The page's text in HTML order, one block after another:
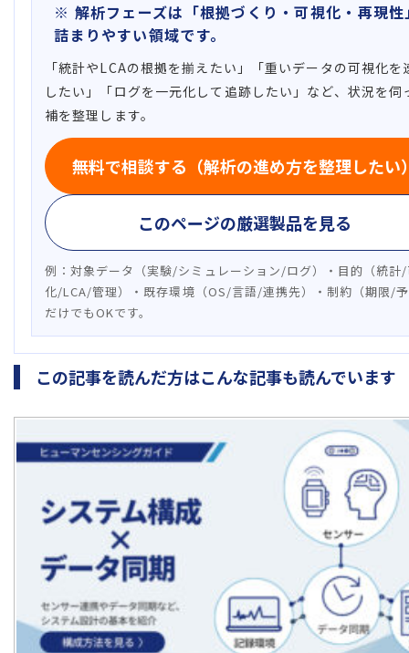
※ 解析フェーズは「根拠づくり・可視化・再現性
詰まりやすい領域です。
「統計やLCAの根拠を揃えたい」「重いデータの可視化を
したい」「ログを一元化して追跡したい」など、状況を伺
補を整理します。
無料で相談する（解析の進め方を整理したい
このページの厳選製品を見る
例：対象データ（実験/シミュレーション/ログ）・目的（統計
化/LCA/管理）・既存環境（OS/言語/連携先）・制約（期限/
だけでもOKです。
この記事を読んだ方はこんな記事も読んでいます